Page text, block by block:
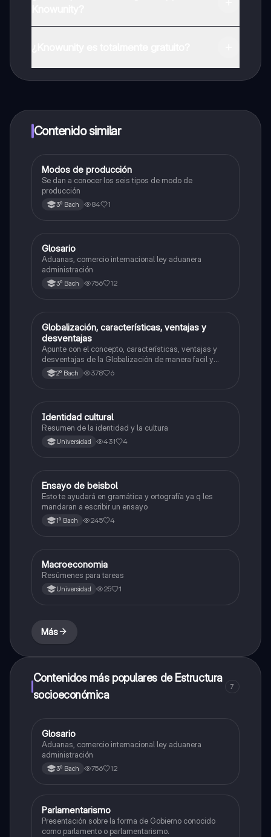
a determinadas funciones.
Contenido similar
Estructura socioeconómica
Modos de producción
Se dan a conocer los seis tipos de modo de
producción
3º Bach 84 1
Estructura socioeconómica
Glosario
Aduanas, comercio internacional ley aduanera
administración
3º Bach 756 12
Ética y valores
Globalización, características, ventajas y
desventajas
Apunte con el concepto, características, ventajas y
desventajas de la Globalización de manera facil y
rápida.2º Bach 378 6
Estructura socioeconómica
Identidad cultural
Resumen de la identidad y la cultura
Universidad 431 4
Estructura socioeconómica
Ensayo de beisbol
Esto te ayudará en gramática y ortografía ya q les
mandaran a escribir un ensayo
1º Bach 245 4
Estructura socioeconómica
Macroeconomia
Resúmenes para tareas
Universidad 25 1
Más
Contenidos más populares de Estructura
socioeconómica
7
Estructura socioeconómica
Glosario
Aduanas, comercio internacional ley aduanera
administración
3º Bach 756 12
Estructura socioeconómica
Parlamentarismo
Presentación sobre la forma de Gobierno conocido
como parlamento o parlamentarismo.